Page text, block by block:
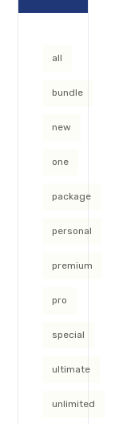
all
bundle
new
one
package
personal
premium
pro
special
ultimate
unlimited